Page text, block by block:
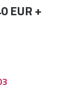
EUR +